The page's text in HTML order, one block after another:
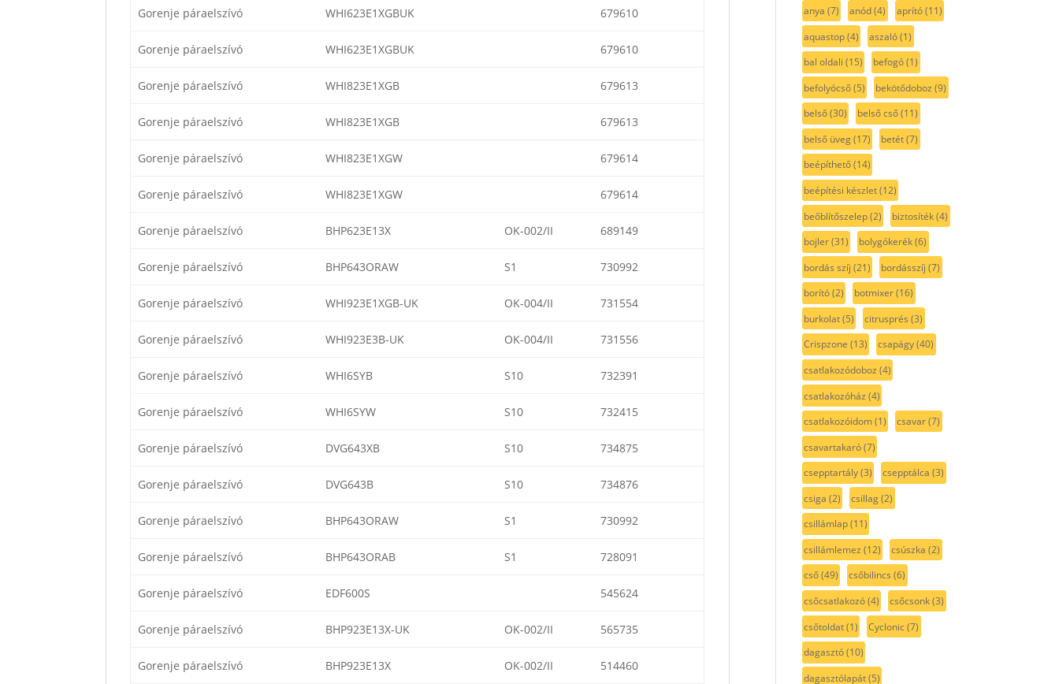
Gorenje páraelszívó WHI623E1XGBUK 679610
Gorenje páraelszívó WHI623E1XGBUK 679610
Gorenje páraelszívó WHI823E1XGB 679613
Gorenje páraelszívó WHI823E1XGB 679613
Gorenje páraelszívó WHI823E1XGW 679614
Gorenje páraelszívó WHI823E1XGW 679614
Gorenje páraelszívó BHP623E13X OK-002/II 689149
Gorenje páraelszívó BHP643ORAW S1 730992
Gorenje páraelszívó WHI923E1XGB-UK OK-004/II 731554
Gorenje páraelszívó WHI923E3B-UK OK-004/II 731556
Gorenje páraelszívó WHI6SYB S10 732391
Gorenje páraelszívó WHI6SYW S10 732415
Gorenje páraelszívó DVG643XB S10 734875
Gorenje páraelszívó DVG643B S10 734876
Gorenje páraelszívó BHP643ORAW S1 730992
Gorenje páraelszívó BHP643ORAB S1 728091
Gorenje páraelszívó EDF600S 545624
Gorenje páraelszívó BHP923E13X-UK OK-002/II 565735
Gorenje páraelszívó BHP923E13X OK-002/II 514460
anya (7) anód(4) aprító(11)
aquastop(4) aszaló(1)
bal oldali (15) befogó(1)
befolyócső(5) bekötődoboz (9)
belső(30) belső cső(11)
belső üveg(17) betét(7)
beépíthető(14)
beépítési készlet(12)
beőblítőszelep(2) biztosíték(4)
bojler(31) bolygókerék(6)
bordás szíj (21) bordásszíj (7)
borító(2) botmixer(16)
burkolat(5) citrusprés (3)
Crispzone (13) csapágy(40)
csatlakozódoboz (4)
csatlakozóház (4)
csatlakozóidom(1) csavar(7)
csavartakaró(7)
csepptartály(3) csepptálca (3)
csiga (2) csillag(2)
csillámlap(11)
csillámlemez (12) csúszka (2)
cső(49) csőbilincs (6)
csőcsatlakozó(4) csőcsonk(3)
csőtoldat(1) Cyclonic(7)
dagasztó(10)
dagasztólapát(5)